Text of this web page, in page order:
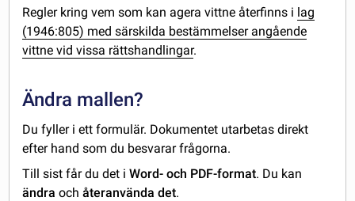
Regler kring vem som kan agera vittne återfinns i lag
(1946:805) med särskilda bestämmelser angående
vittne vid vissa rättshandlingar.
Ändra mallen?
Du fyller i ett formulär. Dokumentet utarbetas direkt
efter hand som du besvarar frågorna.
Till sist får du det iWord- och PDF-format. Du kan
ändra ochåteranvända det.